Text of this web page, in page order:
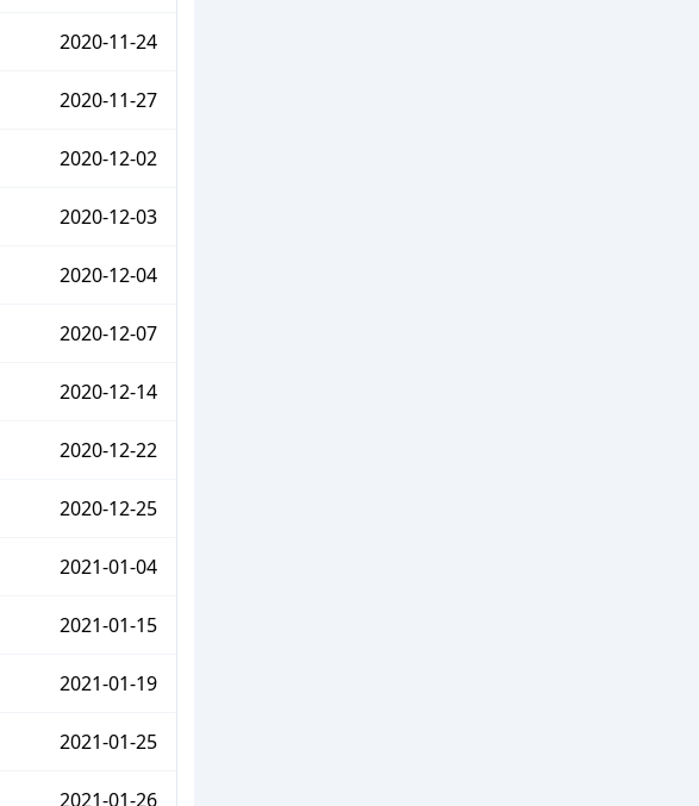
2020-11-24
2020-11-27
2020-12-02
2020-12-03
2020-12-04
2020-12-07
2020-12-14
2020-12-22
2020-12-25
2021-01-04
2021-01-15
2021-01-19
2021-01-25
2021-01-26